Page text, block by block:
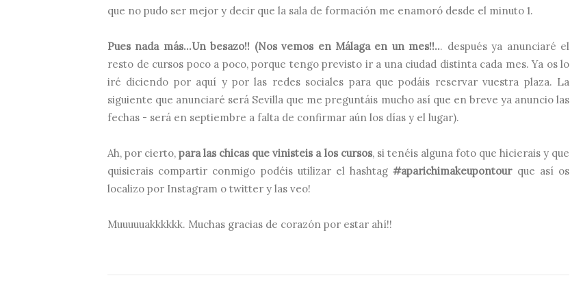
que no pudo ser mejor y decir que la sala de formación me enamoró desde el minuto 1.
Pues nada más...Un besazo!! (Nos vemos en Málaga en un mes!!... después ya anunciaré el
resto de cursos poco a poco, porque tengo previsto ir a una ciudad distinta cada mes. Ya os lo
iré diciendo por aquí y por las redes sociales para que podáis reservar vuestra plaza. La
siguiente que anunciaré será Sevilla que me preguntáis mucho así que en breve ya anuncio las
fechas - será en septiembre a falta de confirmar aún los días y el lugar).
Ah, por cierto, para las chicas que vinisteis a los cursos, si tenéis alguna foto que hicierais y que
quisierais compartir conmigo podéis utilizar el hashtag#aparichimakeupontour que así os
localizo por Instagram o twitter y las veo!
Muuuuuakkkkkk. Muchas gracias de corazón por estar ahí!!